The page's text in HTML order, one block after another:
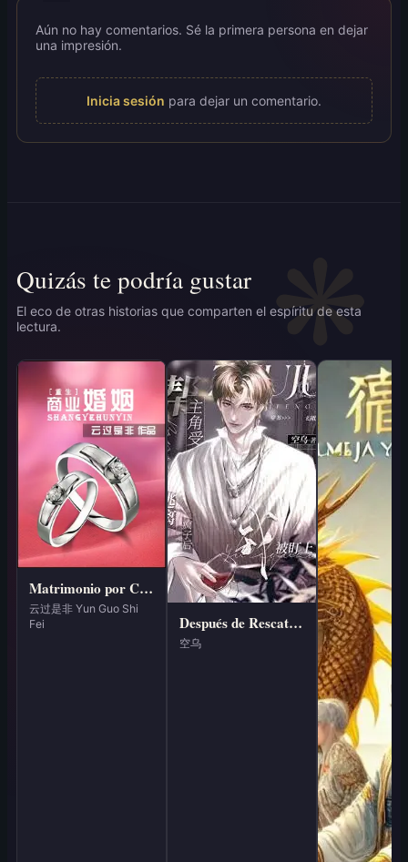
Aún no hay comentarios. Sé la primera persona en dejar
una impresión.
Inicia sesión para dejar un comentario.
Quizás te podría gustar
El eco de otras historias que comparten el espíritu de esta
lectura.
Matrimonio por Conveniencia [Renacimiento]
云过是非 Yun Guo Shi
Fei
Después de Rescatar al Protagonista del Lunático, me Convertí en su Obsesión
空乌